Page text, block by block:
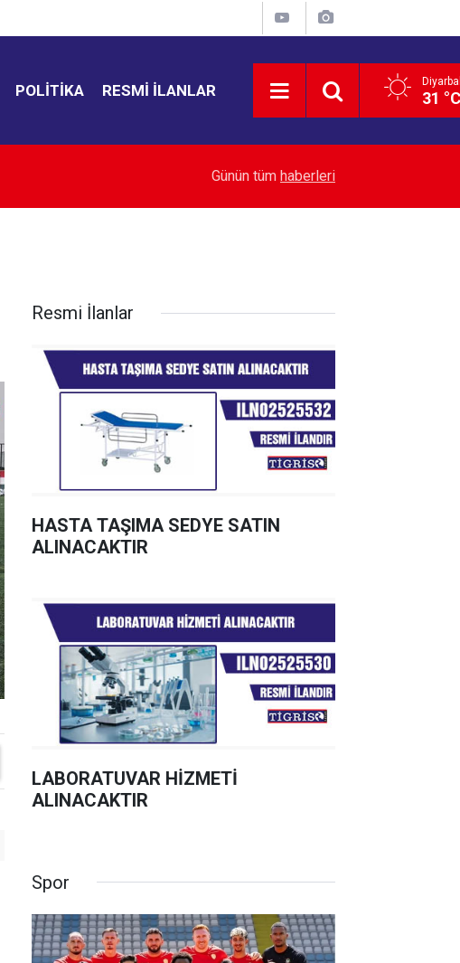
POLITIKA RESMI İLANLAR 31
Burçlar gerçekten kişiliğimizi belirler mi?
Günün tüm haberleri
Resmi İlanlar
HASTA TAŞIMA SEDYE SATIN
ALINACAKTIR
LABORATUVAR HİZMETİ
ALINACAKTIR
Spor